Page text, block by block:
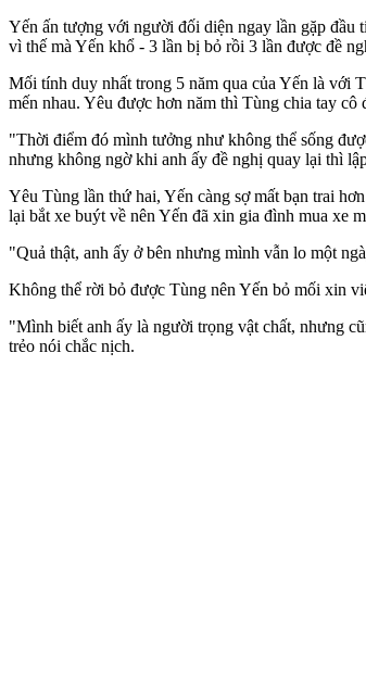
Yến ấn tượng với người đối diện ngay lần gặp đầu
vì thế mà Yến khổ - 3 lần bị bỏ rồi 3 lần được đề
Mối tính duy nhất trong 5 năm qua của Yến là với
mến nhau. Yêu được hơn năm thì Tùng chia tay
"Thời điểm đó mình tưởng như không thể sống
nhưng không ngờ khi anh ấy đề nghị quay lại thì
Yêu Tùng lần thứ hai, Yến càng sợ mất bạn trai
lại bắt xe buýt về nên Yến đã xin gia đình mua xe
"Quả thật, anh ấy ở bên nhưng mình vẫn lo một
Không thể rời bỏ được Tùng nên Yến bỏ mối xin
"Mình biết anh ấy là người trọng vật chất, nhưng
trẻo nói chắc nịch.